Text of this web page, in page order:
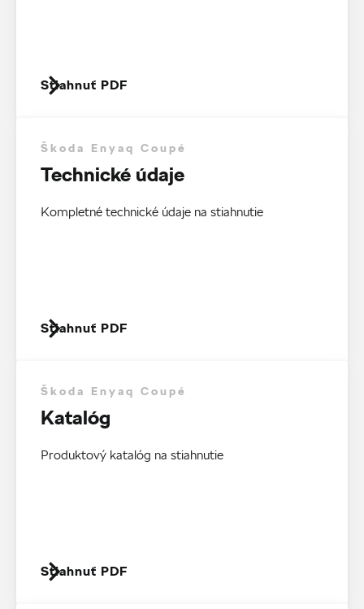
Stiahnuť PDF
Škoda Enyaq Coupé
Technické údaje
Kompletné technické údaje na stiahnutie
Stiahnuť PDF
Škoda Enyaq Coupé
Katalóg
Produktový katalóg na stiahnutie
Stiahnuť PDF